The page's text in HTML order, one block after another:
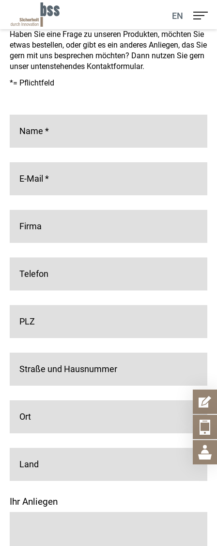
EN
Ihr Kontakt zu uns
Haben Sie eine Frage zu unseren Produkten, möchten Sie
etwas bestellen, oder gibt es ein anderes Anliegen, das Sie
gern mit uns besprechen möchten? Dann nutzen Sie gern
unser untenstehendes Kontaktformular.
*= Pflichtfeld
Name *
E-Mail *
Firma
Telefon
PLZ
Straße und Hausnummer
Ort
Land
Ihr Anliegen